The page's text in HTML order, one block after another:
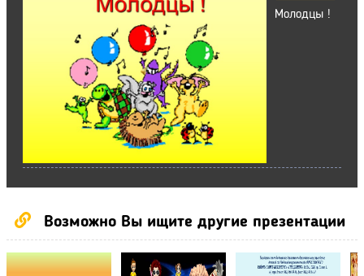
Молодцы !
Возможно Вы ищите другие презентации